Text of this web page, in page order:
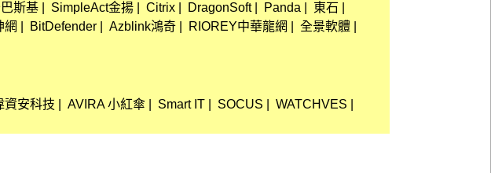
斯基 SimpleAct金揚 Citrix DragonSoft Panda 東石
網 BitDefender Azblink鴻奇 RIOREY中華龍網 全景軟體
資安科技 AVIRA 小紅傘 Smart IT SOCUS WATCHVES